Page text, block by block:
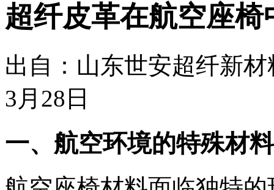
超纤皮革在航空座
出自：山东世安超纤新
3月28日
一、航空环境的特殊材